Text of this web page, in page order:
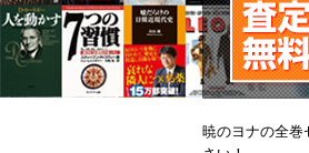
暁のヨナの全巻